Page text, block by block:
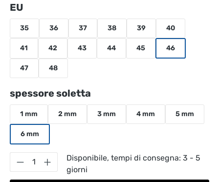
Seleziona
EU
35 36 37 38 39 40
41 42 43 44 45 46
47 48
Seleziona
spessore soletta
1 mm 2 mm 3 mm 4 mm 5 mm
6 mm
Quantità del prodotto: inserisci la
Disponibile, tempi di consegna: 3 - 5
giorni